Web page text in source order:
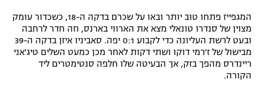
רשיון להקרנה פומבית לבית עסק
הצטרפות לחבילת הערוצים
לוח דרושים – ג'ובנט
המגפייז פתחו טוב יותר ובאו על שכרם בדקה ה-18, כשכדור עומק
מצוין של סנדרו טונאלי מצא את הארווי בארנס, וזה חדר לרחבה
ובעט לרשת העליונה כדי לקבוע 0:1 יפה. סאביניו איזן בדקה ה-39
מבישול של ז'רמי דוקו ושתי דקות לאחר מכן כמעט השלים טיג'אני
ריינדרס מהפך בזק, אך הבעיטה שלו חלפה סנטימטרים ליד
הקורה.